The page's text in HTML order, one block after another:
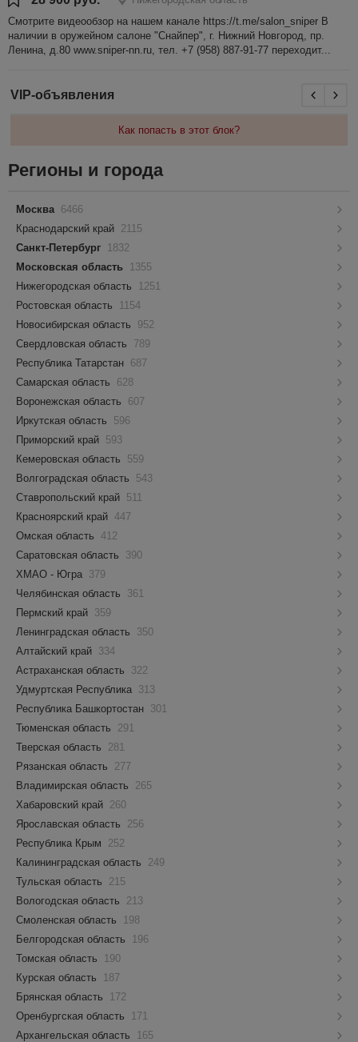
Смотрите видеообзор на нашем канале https://t.me/salon_sniper В
наличии в оружейном салоне "Снайпер", г. Нижний Новгород, пр.
Ленина, д.80 www.sniper-nn.ru, тел. +7 (958) 887-91-77 переходит...
VIP-объявления
Как попасть в этот блок?
Регионы и города
Москва 6466
Краснодарский край 2115
Санкт-Петербург 1832
Московская область 1355
Нижегородская область
1251
Ростовская область
1154
Новосибирская область
952
Свердловская область
789
Республика Татарстан 687
Самарская область
628
Воронежская область
607
Иркутская область
596
Приморский край 593
Кемеровская область
559
Волгоградская область
543
Ставропольский край 511
Красноярский край 447
Омская область 412
Саратовская область
390
ХМАО - Югра 379
Челябинская область
361
Пермский край 359
Ленинградская область
350
Алтайский край 334
Астраханская область
322
Удмуртская Республика 313
Республика Башкортостан 301
Тюменская область
291
Тверская область
281
Рязанская область
277
Владимирская область
265
Хабаровский край 260
Ярославская область
256
Республика Крым
252
Калининградская область
249
Тульская область
215
Вологодская область
213
Смоленская область
198
Белгородская область
196
Томская область
190
Курская область
187
Брянская область
172
Оренбургская область
171
Архангельская область
165